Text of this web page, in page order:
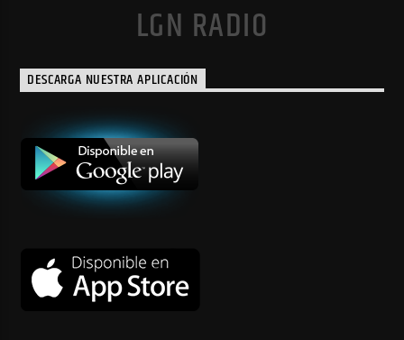
LGN RADIO
DESCARGA NUESTRA APLICACIÓN